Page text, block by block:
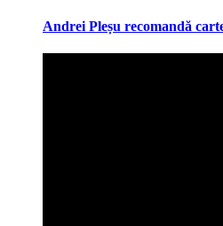
Andrei Pleșu recomandă